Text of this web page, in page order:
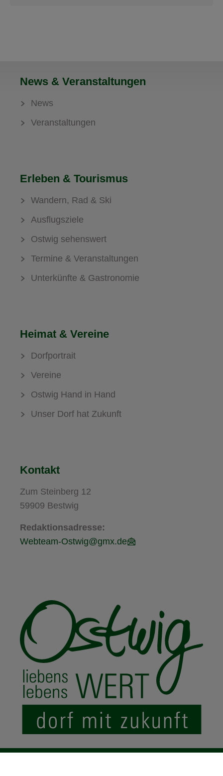
News & Veranstaltungen
News
Veranstaltungen
Erleben & Tourismus
Wandern, Rad & Ski
Ausflugsziele
Ostwig sehenswert
Termine & Veranstaltungen
Unterkünfte & Gastronomie
Heimat & Vereine
Dorfportrait
Vereine
Ostwig Hand in Hand
Unser Dorf hat Zukunft
Kontakt
Zum Steinberg 12
59909 Bestwig
Redaktionsadresse:
Webteam-Ostwig@gmx.de